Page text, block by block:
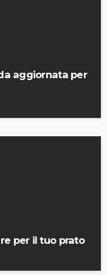
aggiornata per
per il tuo prato